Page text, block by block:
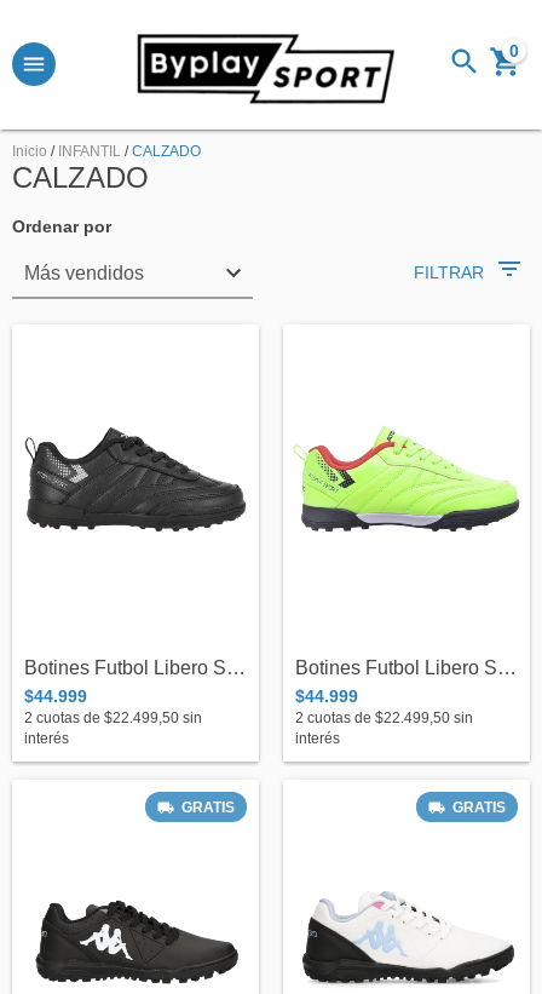
0
Inicio / INFANTIL / CALZADO
CALZADO
Ordenar por
FILTRAR
Botines Futbol Libero Sintetico C/Negro...
$44.999
2 cuotas de $22.499,50 sin
interés
Botines Futbol Libero Sintetico C/Lima I...
$44.999
2 cuotas de $22.499,50 sin
interés
GRATIS GRATIS